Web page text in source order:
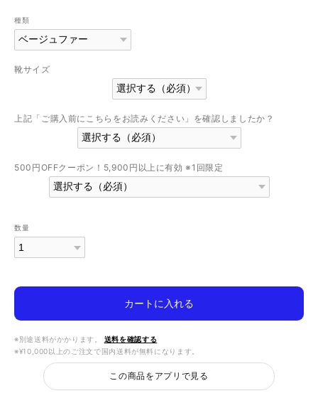
種類
靴サイズ
上記「ご購入前にこちらをお読みください」を確認しましたか？
500円OFFクーポン！5,900円以上に有効 ※1回限定
数量
カートに入れる
※別途送料がかかります。
送料を確認する
※¥10,000以上のご注文で国内送料が無料になります。
この商品をアプリで見る